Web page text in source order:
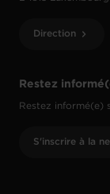
Restez
Restez informé(e)
S'inscrire à la
Direction